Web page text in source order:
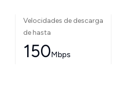
Velocidades de descarga
de hasta
150Mbps